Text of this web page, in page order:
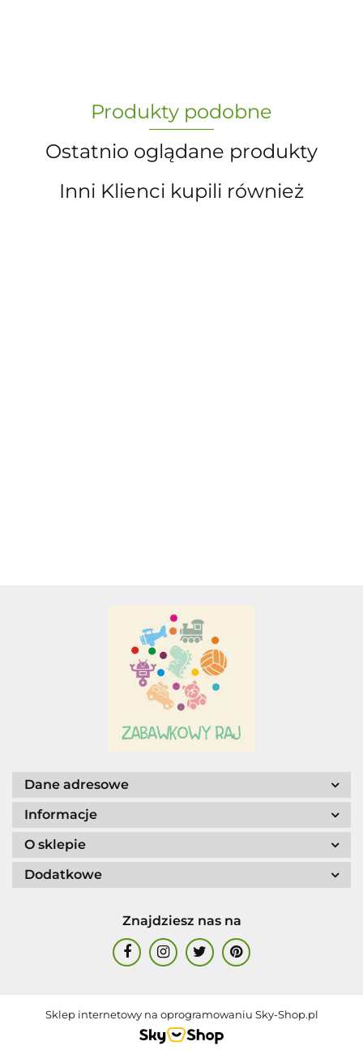
„Paula” S.C. Marzena Dudkiewicz
Sławomir Dudkiewicz
Adar
AGENCJA WYDAWNICZA JERZY
MOSTOWSKI
AM. TULLO
Produkty podobne
Ostatnio oglądane produkty
Inni Klienci kupili również
Dane adresowe
Informacje
O sklepie
Dodatkowe
Znajdziesz nas na
Sklep internetowy na oprogramowaniu Sky-Shop.pl